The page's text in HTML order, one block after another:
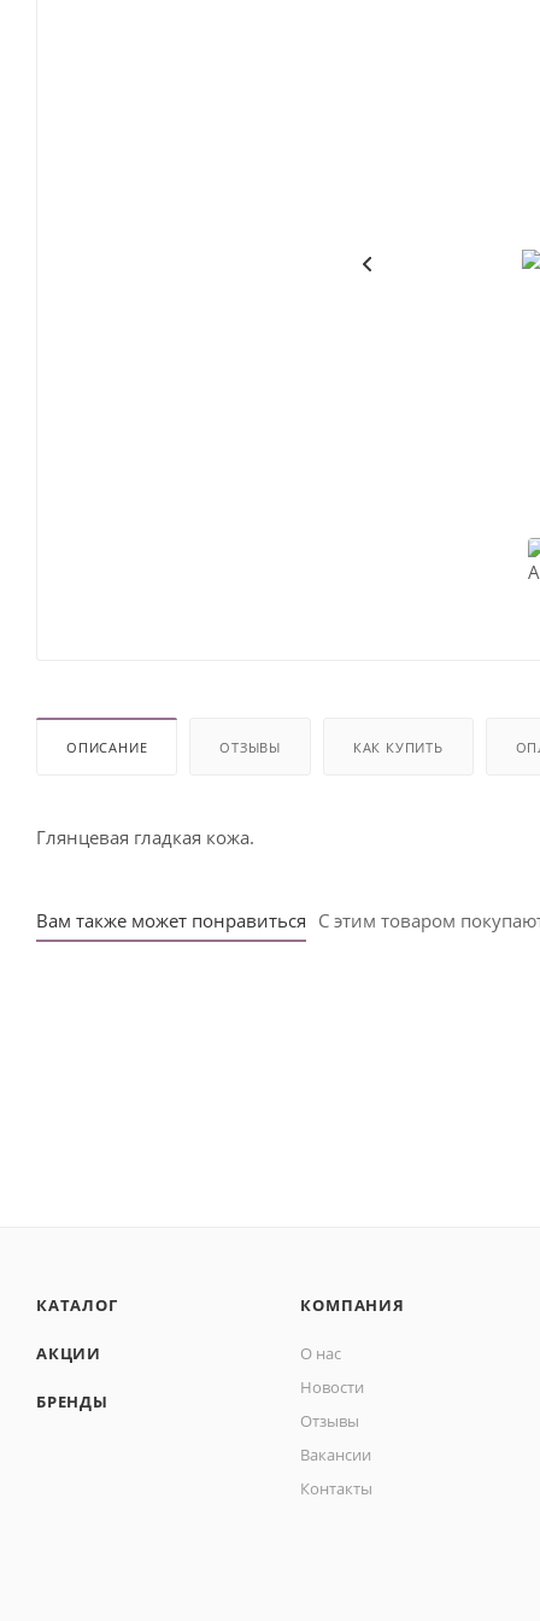
ОПИСАНИЕ ОТЗЫВЫ КАК КУПИТЬ
Глянцевая гладкая кожа.
Вам также может понравиться С этим товаром
КАТАЛОГ
АКЦИИ
БРЕНДЫ
КОМПАНИЯ
О нас
Новости
Отзывы
Вакансии
Контакты